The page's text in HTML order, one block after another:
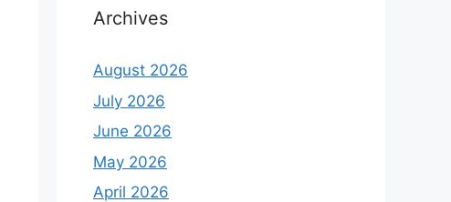
Archives
August 2026
July 2026
June 2026
May 2026
April 2026